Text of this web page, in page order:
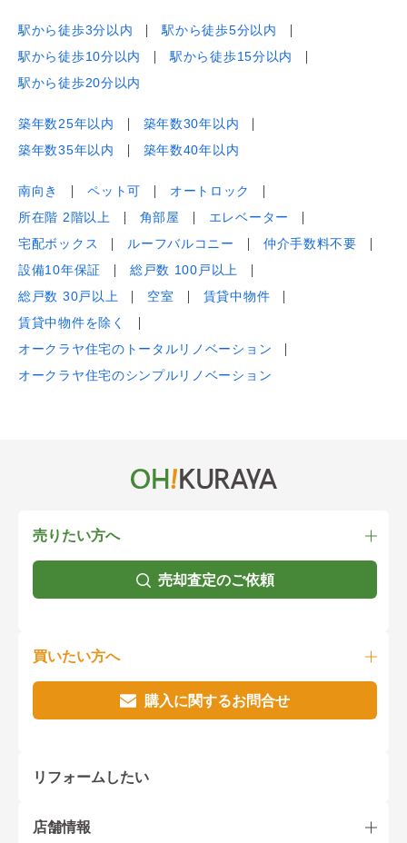
駅から徒歩3分以内
駅から徒歩5分以内
駅から徒歩10分以内
駅から徒歩15分以内
駅から徒歩20分以内
築年数25年以内
築年数30年以内
築年数35年以内
築年数40年以内
南向き ペット可
オートロック
所在階 2階以上
角部屋
エレベーター
宅配ボックス
ルーフバルコニー
仲介手数料不要
設備10年保証
総戸数 100戸以上
総戸数 30戸以上
空室
賃貸中物件
賃貸中物件を除く
オークラヤ住宅のトータルリノベーション
オークラヤ住宅のシンプルリノベーション
売りたい方へ
売却査定のご依頼
買いたい方へ
購入に関するお問合せ
リフォームしたい
店舗情報